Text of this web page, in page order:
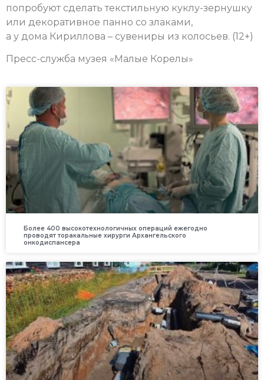
попробуют сделать текстильную куклу-зернушку
или декоративное панно со злаками,
а у дома Кириллова – сувениры из колосьев. (12+)
Пресс-служба музея «Малые Корелы»
Более 400 высокотехнологичных операций ежегодно
проводят торакальные хирурги Архангельского
онкодиспансера